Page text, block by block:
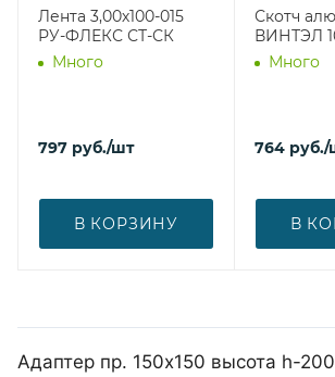
Лента 3,00х100-015
РУ-ФЛЕКС СТ-СК
Много
797 руб./шт
В КОРЗИНУ
Скотч
ВИНТЭЛ
Много
764 руб./
В
Адаптер пр. 150х150 высота h-